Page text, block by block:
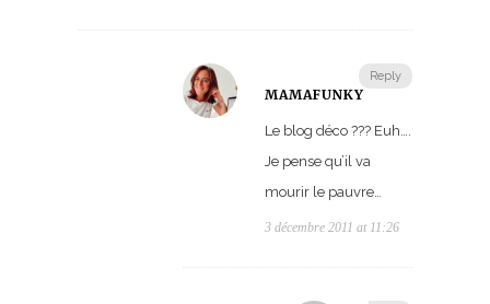
Reply
MAMAFUNKY
Le blog déco ??? Euh….
Je pense qu’il va
mourir le pauvre…
3 décembre 2011 at 11:26